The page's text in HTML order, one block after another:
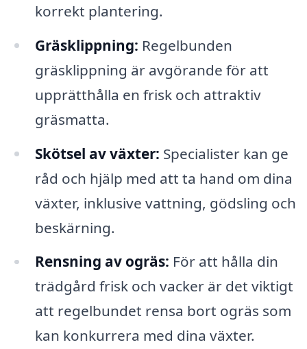
korrekt plantering.
Gräsklippning: Regelbunden
gräsklippning är avgörande för att
upprätthålla en frisk och attraktiv
gräsmatta.
Skötsel av växter: Specialister kan ge
råd och hjälp med att ta hand om dina
växter, inklusive vattning, gödsling och
beskärning.
Rensning av ogräs: För att hålla din
trädgård frisk och vacker är det viktigt
att regelbundet rensa bort ogräs som
kan konkurrera med dina växter.